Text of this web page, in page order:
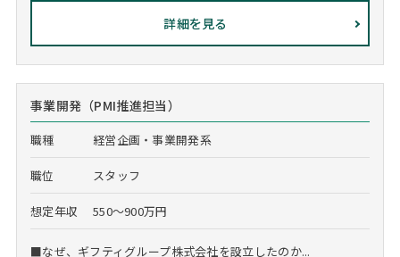
詳細を見る
事業開発（PMI推進担当）
職種 経営企画・事業開発系
職位 スタッフ
想定年収 550～900万円
■なぜ、ギフティグループ株式会社を設立したのか...